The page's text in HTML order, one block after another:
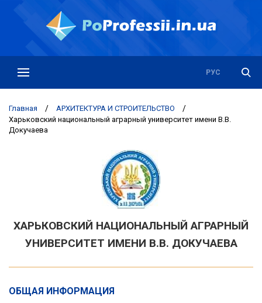
РУС
УКР
Главная / АРХИТЕКТУРА И СТРОИТЕЛЬСТВО /
Харьковский национальный аграрный университет имени В.В.
Докучаева
ХАРЬКОВСКИЙ НАЦИОНАЛЬНЫЙ АГРАРНЫЙ
УНИВЕРСИТЕТ ИМЕНИ В.В. ДОКУЧАЕВА
ОБЩАЯ ИНФОРМАЦИЯ